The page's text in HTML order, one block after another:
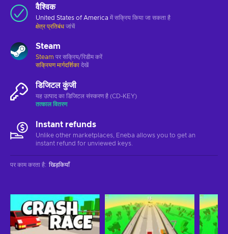
वैश्विक
United States of America में सक्रिय किया जा सकता है
क्षेत्र प्रतिबंध जांचें
Steam
Steam पर सक्रिय/रिडीम करें
सक्रियण मार्गदर्शिका देखें
डिजिटल कुंजी
यह उत्पाद का डिजिटल संस्करण है (CD-KEY)
तत्काल वितरण
Instant refunds
Unlike other marketplaces, Eneba allows you to get an
instant refund for unviewed keys.
पर काम करता है: खिड़कियाँ